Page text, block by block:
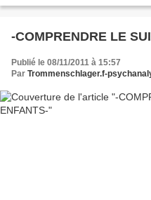
-COMPRENDRE LE
Publié le 08/11/2011 à 15:57
Par Trommenschlager.f-